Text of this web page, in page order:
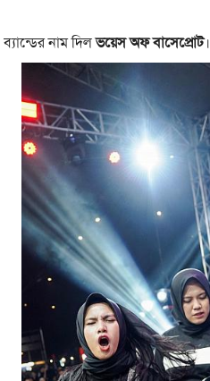
ব্যান্ডের নাম দিলভয়েস অফ বাসেপ্রোট।